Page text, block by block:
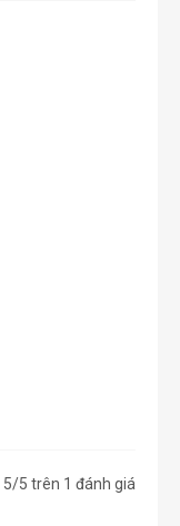
5/5 trên 1 đánh giá